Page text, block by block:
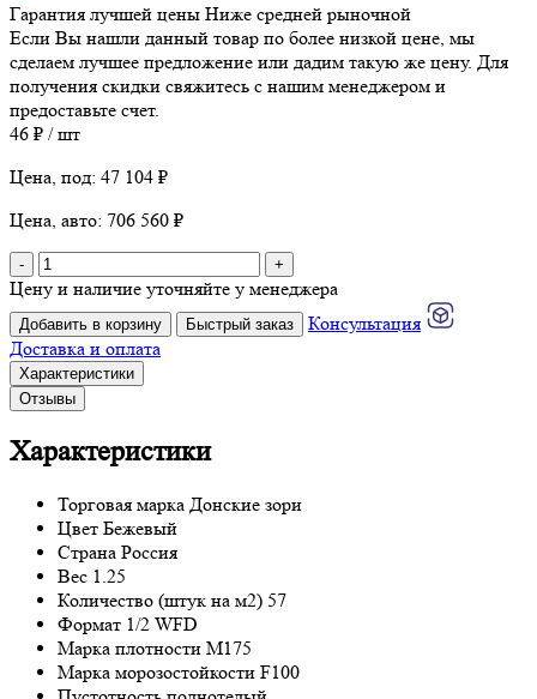
Гарантия лучшей цены Ниже средней рыночной
Если Вы нашли данный товар по более низкой цене, мы
сделаем лучшее предложение или дадим такую же цену. Для
получения скидки свяжитесь с нашим менеджером и
предоставьте счет.
46 ₽ / шт
Цена, под: 47 104 ₽
Цена, авто: 706 560 ₽
- +
Цену и наличие уточняйте у менеджера
Добавить в корзину Быстрый заказ
Консультация
Доставка и оплата
Характеристики
Отзывы
Характеристики
Торговая марка Донские зори
Цвет Бежевый
Страна Россия
Вес 1.25
Количество (штук на м2) 57
Формат 1/2 WFD
Марка плотности М175
Марка морозостойкости F100